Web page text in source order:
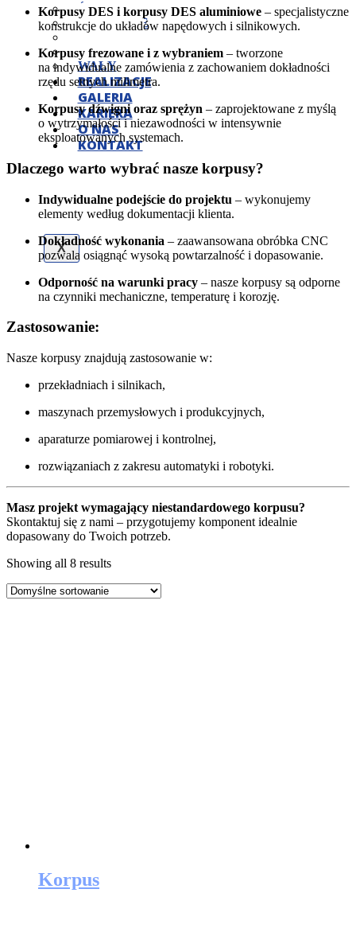
ŚRUBY
SWORZNIE
TARCZE
TULEJE
WAŁY
REALIZACJE
GALERIA
KARIERA
O NAS
KONTAKT
X
Korpusy DES i korpusy DES aluminiowe – specjalistyczne
konstrukcje do układów napędowych i silnikowych.
Korpusy frezowane i z wybraniem – tworzone
na indywidualne zamówienia z zachowaniem dokładności
rzędu setnych milimetra.
Korpusy dźwigni oraz sprężyn – zaprojektowane z myślą
o wytrzymałości i niezawodności w intensywnie
eksploatowanych systemach.
Dlaczego warto wybrać nasze korpusy?
Indywidualne podejście do projektu – wykonujemy
elementy według dokumentacji klienta.
Dokładność wykonania – zaawansowana obróbka CNC
pozwala osiągnąć wysoką powtarzalność i dopasowanie.
Odporność na warunki pracy – nasze korpusy są odporne
na czynniki mechaniczne, temperaturę i korozję.
Zastosowanie:
Nasze korpusy znajdują zastosowanie w:
przekładniach i silnikach,
maszynach przemysłowych i produkcyjnych,
aparaturze pomiarowej i kontrolnej,
rozwiązaniach z zakresu automatyki i robotyki.
Masz projekt wymagający niestandardowego korpusu?
Skontaktuj się z nami – przygotujemy komponent idealnie
dopasowany do Twoich potrzeb.
Showing all 8 results
Korpus